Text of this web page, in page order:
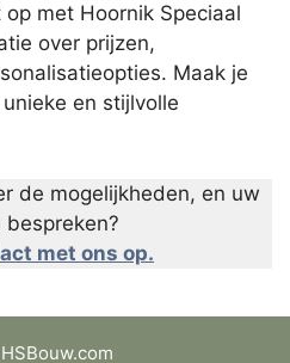
met Hoornik Speciaal
over prijzen,
Maak je
en stijlvolle
de mogelijkheden, en uw
bespreken?
met ons op.